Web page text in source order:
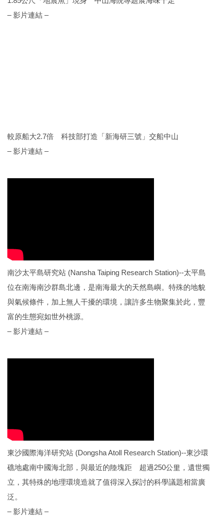
– 影片連結 –
較原船大2.7倍 科技部打造「新海研三號」交船中山
– 影片連結 –
南沙太平島研究站 (Nansha Taiping Research Station)--太平島
位在南海南沙群島北邊，是南海最大的天然島嶼。特殊的地貌
與氣候條件，加上無人干擾的環境，讓許多生物聚集於此，豐
富的生態宛如世外桃源。
– 影片連結 –
東沙國際海洋研究站 (Dongsha Atoll Research Station)--東沙環
礁地處南中國海北部，與最近的陸塊距離超過250公里，遺世獨
立，其特殊的地理環境造就了值得深入探討的科學議題相當廣
泛。
– 影片連結 –